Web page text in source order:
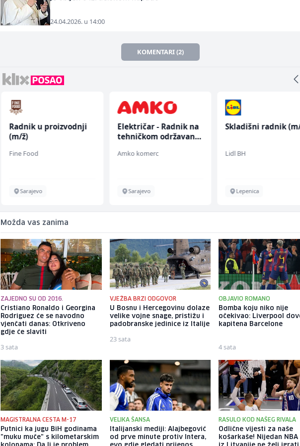
24.04.2026. u 14:00
KOMENTARI (2)
Radnik u proizvodnji
(m/ž)
Fine Food
Sarajevo
Električar - Radnik na
tehničkom održavanju
Amko komerc
Sarajevo
Skladišni radnik (m/
Lidl BH
Lepenica
Možda vas zanima
ZAJEDNO SU OD 2016.
Cristiano Ronaldo i Georgina
Rodriguez će se navodno
vjenčati danas: Otkriveno
gdje će slaviti
3 sata
VJEŽBA BRZI ODGOVOR
U Bosnu i Hercegovinu dolaze
velike vojne snage, pristižu i
padobranske jedinice iz Italije
23 sata
OBJAVIO ROMANO
Bomba koju niko nije
očekivao: Liverpool
kapitena Barcelone
4 sata
MAGISTRALNA CESTA M-17
Putnici ka jugu BiH godinama
"muku muče" s kilometarskim
VELIKA ŠANSA
Italijanski mediji: Alajbegović
od prve minute protiv Intera,
RASULO KOD NAŠEG RIVALA
Odlične vijesti za naše
košarkaše! Nijedan NBA